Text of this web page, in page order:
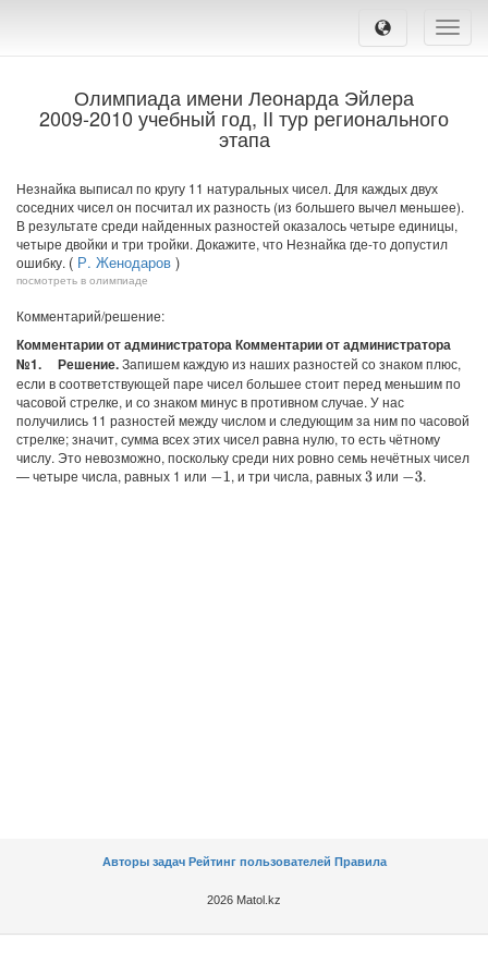
Toggle
Олимпиада имени Леонарда Эйлера
2009-2010 учебный год, II тур регионального
этапа
Незнайка выписал по кругу 11 натуральных чисел. Для каждых двух
соседних чисел он посчитал их разность (из большего вычел меньшее).
В результате среди найденных разностей оказалось четыре единицы,
четыре двойки и три тройки. Докажите, что Незнайка где-то допустил
ошибку. ( Р. Женодаров )
посмотреть в олимпиаде
Комментарий/решение:
Комментарии от администратора Комментарии от администратора
№1.
Решение.Запишем каждую из наших разностей со знаком плюс,
если в соответствующей паре чисел большее стоит перед меньшим по
часовой стрелке, и со знаком минус в противном случае. У нас
получились 11 разностей между числом и следующим за ним по часовой
стрелке; значит, сумма всех этих чисел равна нулю, то есть чётному
числу. Это невозможно, поскольку среди них ровно семь нечётных чисел
— четыре числа, равных 1 или −1 , и три числа, равных3или −3 .
Авторы задач Рейтинг пользователей Правила
2026 Matol.kz